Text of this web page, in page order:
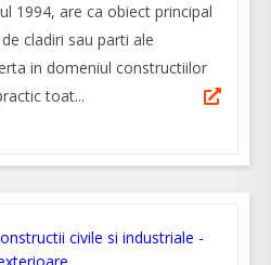
1994, are ca obiect principal
cladiri sau parti ale
in domeniul constructiilor
toat...